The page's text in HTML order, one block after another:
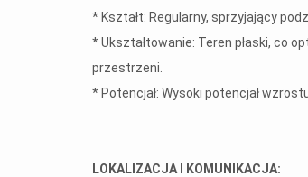
* Kształt: Regularny, sprzyjający
* Ukształtowanie: Teren płaski, co
przestrzeni.
* Potencjał: Wysoki potencjał
LOKALIZACJA I KOMUNIKACJA: